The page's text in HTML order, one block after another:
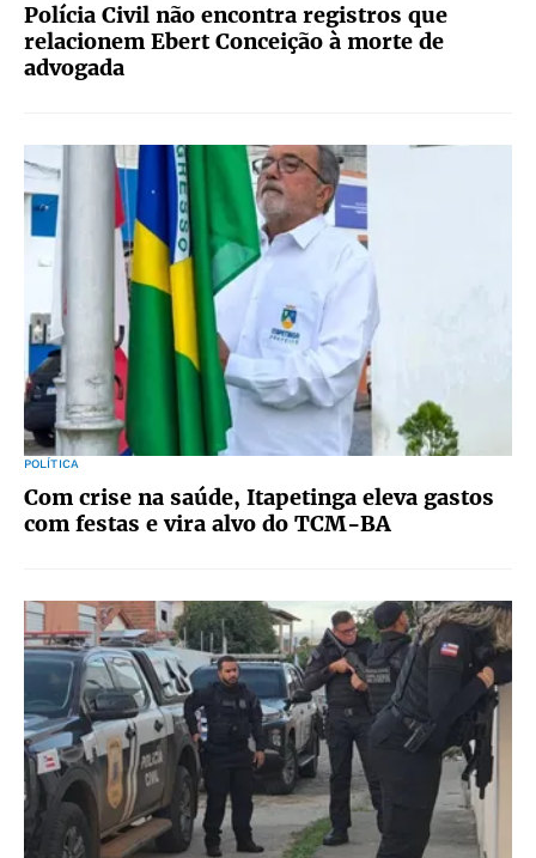
Polícia Civil não encontra registros que
relacionem Ebert Conceição à morte de
advogada
POLÍTICA
Com crise na saúde, Itapetinga eleva gastos
com festas e vira alvo do TCM-BA